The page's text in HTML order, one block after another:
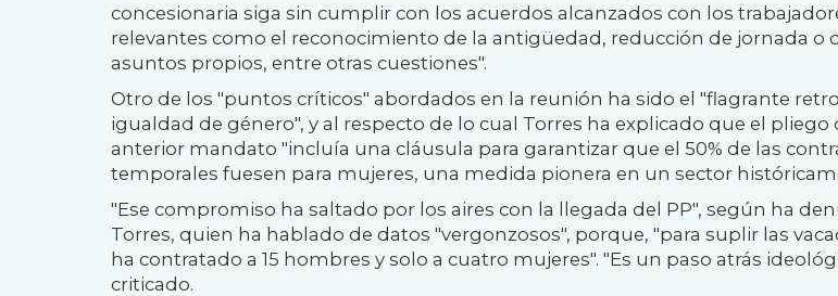
concesionaria siga sin cumplir con los acuerdos alcanzados con los
relevantes como el reconocimiento de la antigüedad, reducción de jornada o
asuntos propios, entre otras cuestiones".
Otro de los "puntos críticos" abordados en la reunión ha sido el "flagrante
igualdad de género", y al respecto de lo cual Torres ha explicado que el pliego
anterior mandato "incluía una cláusula para garantizar que el 50% de las
temporales fuesen para mujeres, una medida pionera en un sector
"Ese compromiso ha saltado por los aires con la llegada del PP", según ha
Torres, quien ha hablado de datos "vergonzosos", porque, "para suplir las
ha contratado a 15 hombres y solo a cuatro mujeres". "Es un paso atrás
criticado.